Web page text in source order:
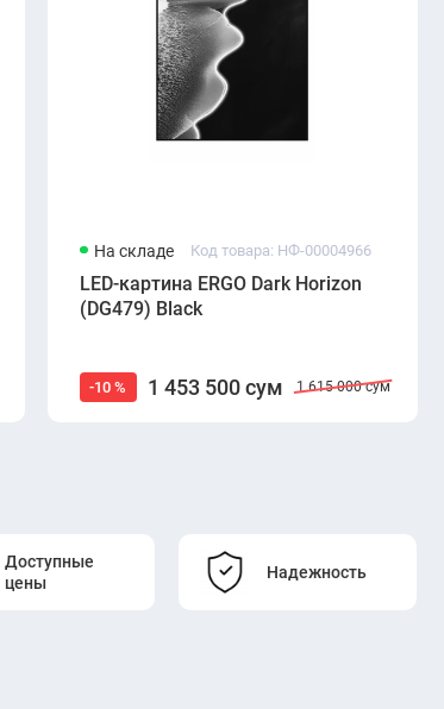
На складе Код товара: НФ-00004966
LED-картина ERGO Dark Horizon
(DG479) Black
-10 % 1 453 500 сум 1 615 000 сум
Доступные
цены
Надежность